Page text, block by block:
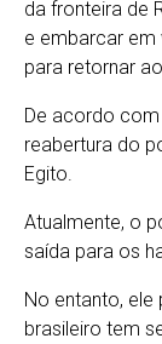
da fronteira de
e embarcar em
para retornar ao
De acordo
reabertura do
Egito.
Atualmente, o
saída para os
No entanto,
brasileiro tem